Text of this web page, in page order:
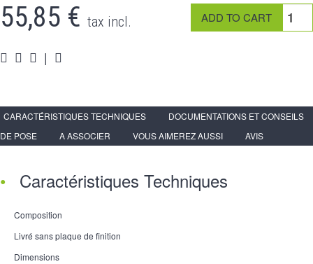
Zubehör
55,85 € tax incl.
|
CARACTÉRISTIQUES TECHNIQUES
DOCUMENTATIONS ET CONSEILS
DE POSE
A ASSOCIER VOUS AIMEREZ AUSSI AVIS
Caractéristiques Techniques
Composition
Livré sans plaque de finition
Dimensions